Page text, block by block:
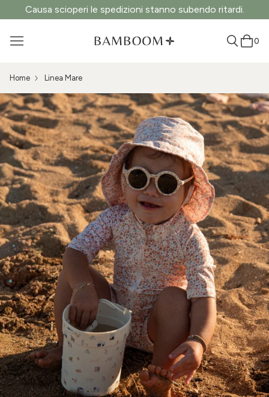
Causa scioperi le spedizioni stanno subendo ritardi.
0
Home Linea Mare